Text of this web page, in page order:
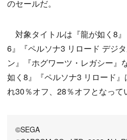
のセールだ。
対象タイトルは『龍が如く8
6』『ペルソナ3 リロード デジ
ン』『ホグワーツ・レガシー』
如く8』『ペルソナ3 リロード
れ30％オフ、28％オフとなって
©SEGA